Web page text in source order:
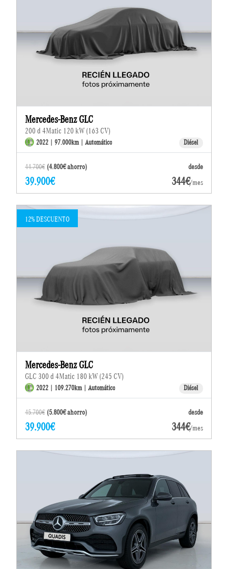
Mercedes-Benz GLC
200 d 4Matic 120 kW (163 CV)
2022 | 97.000km | Automático Diésel
44.700€ (4.800€ ahorro) desde
39.900€ 344€/mes
12% DESCUENTO
Mercedes-Benz GLC
GLC 300 d 4Matic 180 kW (245 CV)
2022 | 109.270km | Automático Diésel
45.700€ (5.800€ ahorro) desde
39.900€ 344€/mes